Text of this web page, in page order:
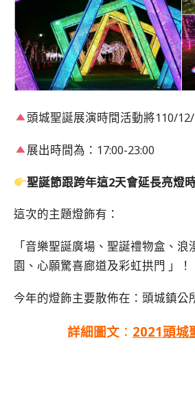
頭城聖誕展演時間活動將110/
展出時間為：17:00-23:00
聖誕節跟跨年這2天會延長亮燈
這次的主題燈飾有：
「音樂聖誕廣場、聖誕禮物盒、
園、心願驚喜廊道及彩虹拱門 」！
今年的燈飾主要散佈在：頭城鎮公
詳細圖文： 2021頭城